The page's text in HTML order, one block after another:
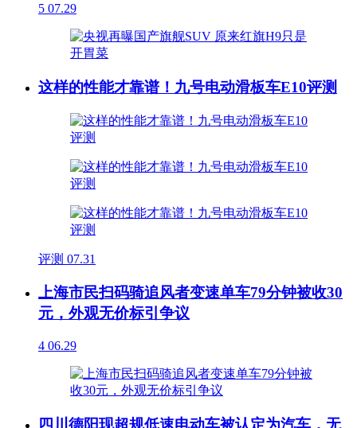
5 07.29
这样的性能才靠谱！九号电动滑板车E10评测
评测 07.31
上海市民扫码骑追风者变速单车79分钟被收30
元，外观无价标引争议
4 06.29
四川德阳现超规低速电动车被认定为汽车，无